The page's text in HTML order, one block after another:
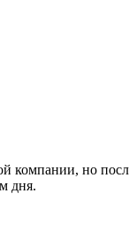
компании, но
дня.